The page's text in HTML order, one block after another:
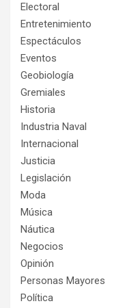
Electoral
Entretenimiento
Espectáculos
Eventos
Geobiología
Gremiales
Historia
Industria Naval
Internacional
Justicia
Legislación
Moda
Música
Náutica
Negocios
Opinión
Personas Mayores
Política